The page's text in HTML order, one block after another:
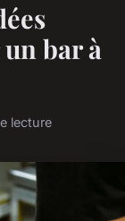
bar à
lecture